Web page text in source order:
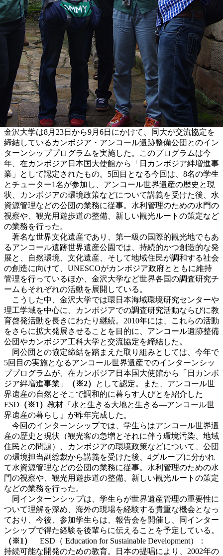
金沢大学は8月23日から9月6日にかけて、同大が交流協定を
締結しているカンボジア・アンコール遺跡整備公団とのイン
ターンシッププログラムを実施した。このプログラムは今
年、在カンボジア日本国大使館から「日カンボジア絆増進事
業」として認定されたもの。5回目となる今回は、8名の学生
とチューター1名が参加し、アンコール世界遺産の歴史と現
状、カンボジアの環境政策などについて講義を受けた後、水
資源管理などの公団の業務に従事。水利管理のための水門の
視察や、観光用遊歩道の整備、新しい観光ルートの策定など
の業務を行った。
著名な世界文化遺産であり、第一級の国際的観光地でもあ
るアンコール遺跡世界遺産公園では、持続的かつ創造的な発
展と、自然環境、文化遺産、そして地域住民が調和する社会
の創造に向けて、UNESCOがカンボジア政府とともに維持
管理を行っているほか、金沢大学など世界各国の調査研究チ
ームもそれぞれの活動を展開している。
こうした中、金沢大学では環日本海域環境研究センターや
理工学域を中心に、カンボジアでの調査研究活動ならびに教
育啓発活動を長きにわたり継続。2010年には、これらの活動
をさらに拡大発展させることを目的に、アンコール遺跡整備
公団やカンボジア工科大学と交流協定を締結した。
同公団との協定締結を踏まえた取り組みとしては、今年で
5回目の実施となるアンコール世界遺産でのインターンシッ
ププログラムが、在カンボジア日本国大使館から「日カンボ
ジア絆増進事業」
（※2）
として認定。また、アンコール世
界遺産の自然とそこで調和的に暮らす人びとを紹介した
ESD （※1） 教材『水と生きる大地と生きる―アンコール世
界遺産の暮らし』が昨年完成した。
今回のインターンシップでは、学生らはアンコール世界遺
産の歴史と現状（観光客の急増とそれに伴う環境汚染、地域
住民との問題）、カンボジアの環境政策などについて、公団
の環境担当副総裁から講義を受けた後、4グループに分かれ
て水資源管理などの公団の業務に従事。水利管理のための水
門の視察や、観光用遊歩道の整備、新しい観光ルートの策定
などの業務を行った。
同インターンシップは、学生らが世界遺産管理の重要性に
ついて理解を深め、海外の現場を経験する貴重な機会となっ
ており、今後、参加学生らは、報告会を開催し、同インター
ンシップで得た経験を後輩らに伝えることを予定している。
（※1）
ESD（ Education for Sustainable Development）：
持続可能な開発のための教育。日本の提唱により、2002年の